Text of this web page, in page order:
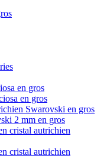
en gros
en gros
Swarovski en gros
2 mm en gros
cristal autrichien
cristal autrichien